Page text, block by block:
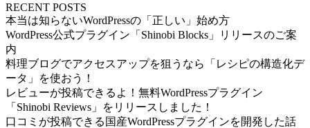
RECENT POSTS
本当は知らないWordPressの「正しい」始め方
WordPress公式プラグイン「Shinobi Blocks」リリースのご案
内
料理ブログでアクセスアップを狙うなら「レシピの構造化デ
ータ」を使おう！
レビューが投稿できるよ！無料WordPressプラグイン
「Shinobi Reviews」をリリースしました！
口コミが投稿できる国産WordPressプラグインを開発した話